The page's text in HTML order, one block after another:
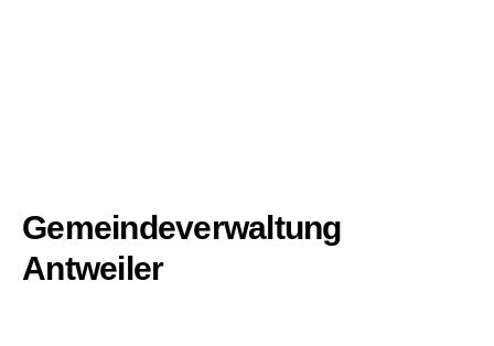
Gemeindeverwaltung
Antweiler